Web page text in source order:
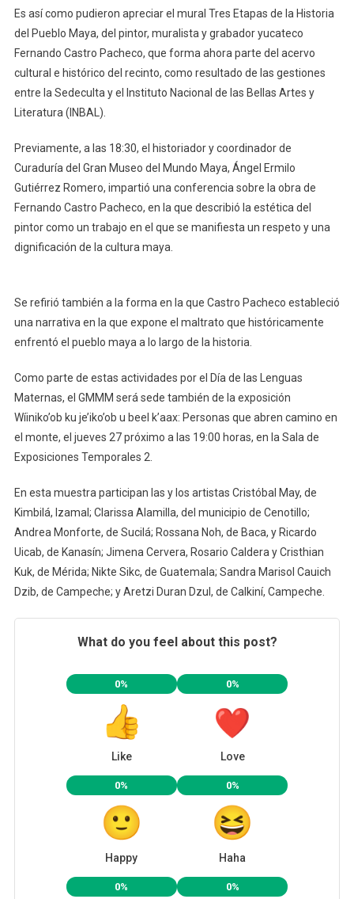
Es así como pudieron apreciar el mural Tres Etapas de la Historia
del Pueblo Maya, del pintor, muralista y grabador yucateco
Fernando Castro Pacheco, que forma ahora parte del acervo
cultural e histórico del recinto, como resultado de las gestiones
entre la Sedeculta y el Instituto Nacional de las Bellas Artes y
Literatura (INBAL).
Previamente, a las 18:30, el historiador y coordinador de
Curaduría del Gran Museo del Mundo Maya, Ángel Ermilo
Gutiérrez Romero, impartió una conferencia sobre la obra de
Fernando Castro Pacheco, en la que describió la estética del
pintor como un trabajo en el que se manifiesta un respeto y una
dignificación de la cultura maya.
Se refirió también a la forma en la que Castro Pacheco estableció
una narrativa en la que expone el maltrato que históricamente
enfrentó el pueblo maya a lo largo de la historia.
Como parte de estas actividades por el Día de las Lenguas
Maternas, el GMMM será sede también de la exposición
Wíiniko’ob ku je’iko’ob u beel k’aax: Personas que abren camino en
el monte, el jueves 27 próximo a las 19:00 horas, en la Sala de
Exposiciones Temporales 2.
En esta muestra participan las y los artistas Cristóbal May, de
Kimbilá, Izamal; Clarissa Alamilla, del municipio de Cenotillo;
Andrea Monforte, de Sucilá; Rossana Noh, de Baca, y Ricardo
Uicab, de Kanasín; Jimena Cervera, Rosario Caldera y Cristhian
Kuk, de Mérida; Nikte Sikc, de Guatemala; Sandra Marisol Cauich
Dzib, de Campeche; y Aretzi Duran Dzul, de Calkiní, Campeche.
What do you feel about this post?
0%
Like
0%
Love
0%
Happy
0%
Haha
0% 0%